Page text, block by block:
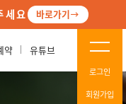
세요 바로가기
약 유튜브
로그인
회원가입